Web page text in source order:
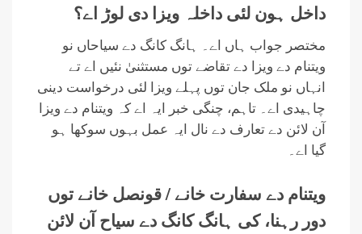
داخل ہون لئی داخلہ ویزا دی لوڑ اے؟
مختصر جواب ہاں اے۔ ہانگ کانگ دے سیاحاں نو
ویتنام دے ویزا دے تقاضے توں مستثنیٰ نئیں اے تے
انہاں نو ملک جان توں پہلے ویزا لئی درخواست دینی
چاہیدی اے۔ تاہم، چنگی خبر ایہ اے کہ ویتنام دے ویزا
آن لائن دے تعارف دے نال ایہ عمل بہوں سوکھا ہو
گیا اے۔
ویتنام دے سفارت خانے / قونصل خانے توں
دور رہنا، کی ہانگ کانگ دے سیاح آن لائن